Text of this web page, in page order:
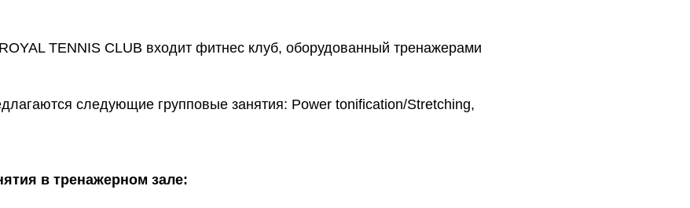
TENNIS CLUB входит фитнес клуб, оборудованный тренажерами
следующие групповые занятия: Power tonification/Stretching,
в тренажерном зале: